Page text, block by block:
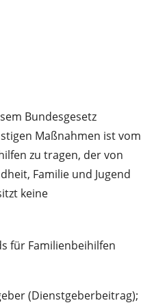
Bundesgesetz
Maßnahmen ist vom
zu tragen, der von
Familie und Jugend
keine
für Familienbeihilfen
(Dienstgeberbeitrag);